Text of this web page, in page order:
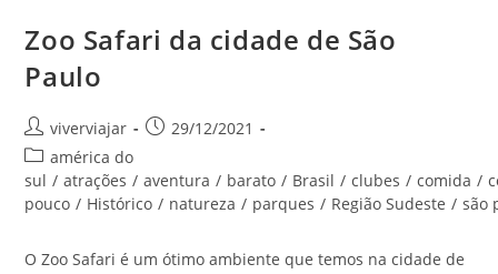
Zoo Safari da cidade de São
Paulo
Autor
do
post:
viverviajar
Post29/12/2021
Categoria
do
post:
américa do
sul / atrações / aventura / barato / Brasil / clubes / comida /
pouco / Histórico / natureza / parques / Região Sudeste / são
O Zoo Safari é um ótimo ambiente que temos na cidade de